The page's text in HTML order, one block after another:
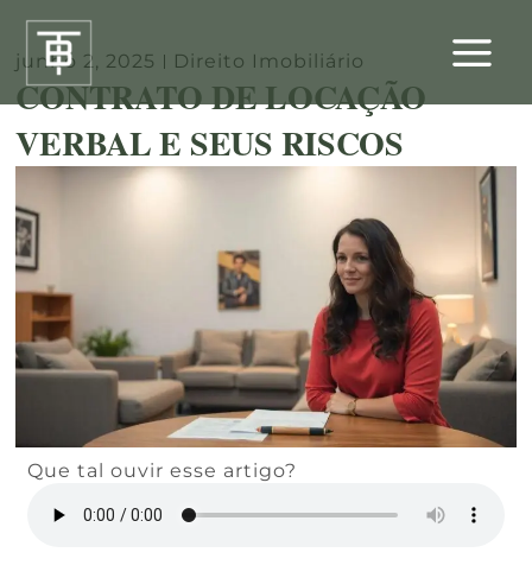
conteúdo
junho 2, 2025 Direito Imobiliário
CONTRATO DE LOCAÇÃO
VERBAL E SEUS RISCOS
Que tal ouvir esse artigo?